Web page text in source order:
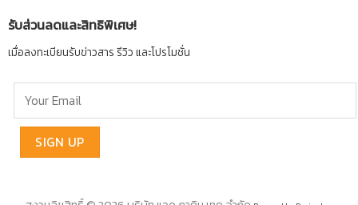
รับส่วนลดและสิทธิพิเศษ!
เมื่อลงทะเบียนรับข่าวสาร รีวิว และโปรโมชั่น